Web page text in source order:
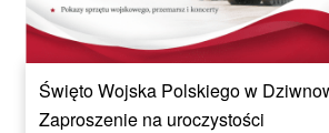
Święto Wojska Polskiego w
Zaproszenie na uroczystości